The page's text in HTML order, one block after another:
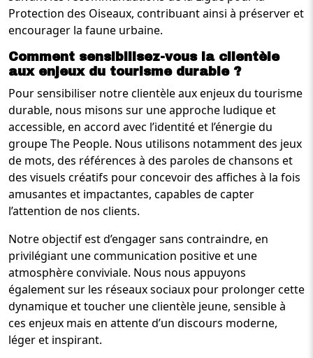
Protection des Oiseaux, contribuant ainsi à préserver et
encourager la faune urbaine.
Comment sensibilisez-vous la clientèle
aux enjeux du tourisme durable ?
Pour sensibiliser notre clientèle aux enjeux du tourisme
durable, nous misons sur une approche ludique et
accessible, en accord avec l’identité et l’énergie du
groupe The People. Nous utilisons notamment des jeux
de mots, des références à des paroles de chansons et
des visuels créatifs pour concevoir des affiches à la fois
amusantes et impactantes, capables de capter
l’attention de nos clients.
Notre objectif est d’engager sans contraindre, en
privilégiant une communication positive et une
atmosphère conviviale. Nous nous appuyons
également sur les réseaux sociaux pour prolonger cette
dynamique et toucher une clientèle jeune, sensible à
ces enjeux mais en attente d’un discours moderne,
léger et inspirant.